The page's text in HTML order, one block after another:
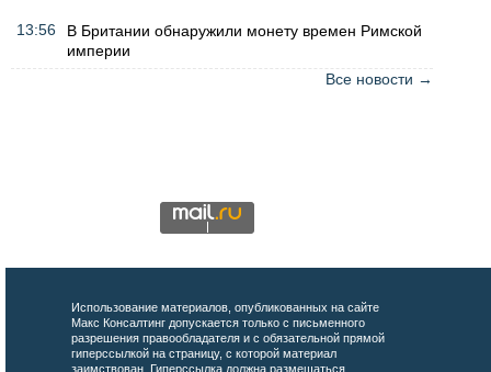
13:56
В Британии обнаружили монету времен Римской
империи
Все новости →
Использование материалов, опубликованных на сайте
Макс Консалтинг допускается только с письменного
разрешения правообладателя и с обязательной прямой
гиперссылкой на страницу, с которой материал
заимствован. Гиперссылка должна размещаться